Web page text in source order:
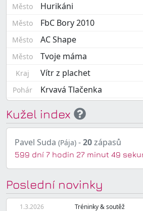
Město Hurikáni
Město FbC Bory 2010
Město AC Shape
Město Tvoje máma
Kraj Vítr z plachet
Pohár Krvavá Tlačenka
Kužel index
Pavel Suda (Pája) -20zápasů
599 dní 7 hodin 27 minut 49
Poslední novinky
1.3.2026 Tréninky & soutěž